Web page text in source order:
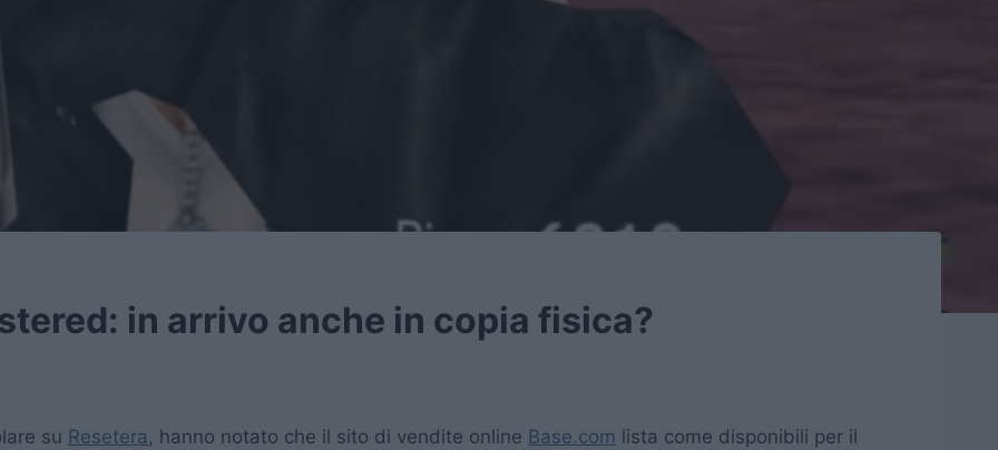
in arrivo anche in copia fisica?
su Resetera , hanno notato che il sito di vendite online Base.com lista come disponibili per il